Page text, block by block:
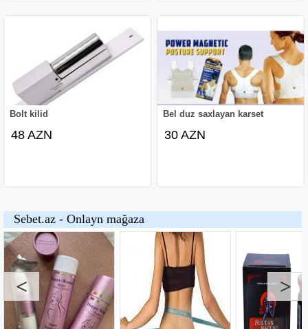
Bolt kilid
48 AZN
Bel duz saxlayan karset
30 AZN